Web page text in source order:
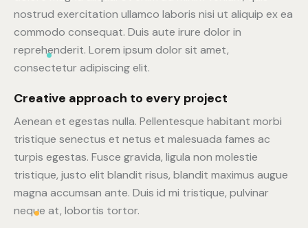
nostrud exercitation ullamco laboris nisi ut aliquip ex ea
commodo consequat. Duis aute irure dolor in
reprehenderit. Lorem ipsum dolor sit amet,
consectetur adipiscing elit.
Creative approach to every project
Aenean et egestas nulla. Pellentesque habitant morbi
tristique senectus et netus et malesuada fames ac
turpis egestas. Fusce gravida, ligula non molestie
tristique, justo elit blandit risus, blandit maximus augue
magna accumsan ante. Duis id mi tristique, pulvinar
neque at, lobortis tortor.